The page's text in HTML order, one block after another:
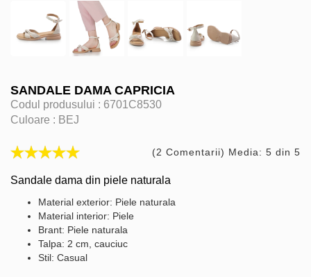
SANDALE DAMA CAPRICIA
Codul produsului : 6701C8530
Culoare : BEJ
(2 Comentarii) Media: 5 din 5
Sandale dama din piele naturala
Material exterior: Piele naturala
Material interior: Piele
Brant: Piele naturala
Talpa: 2 cm, cauciuc
Stil: Casual